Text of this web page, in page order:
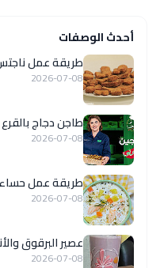
أحدث الوصفات
طريقة عمل
2026-07-08
طاجن دجاج بالقرع
2026-07-08
طريقة عمل
2026-07-08
عصير البرقوق
2026-07-08